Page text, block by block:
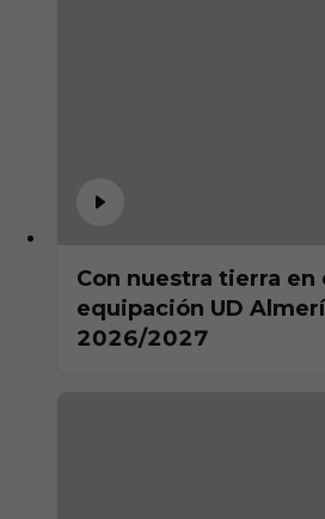
Con nuestra tierra en
equipación UD
2026/2027